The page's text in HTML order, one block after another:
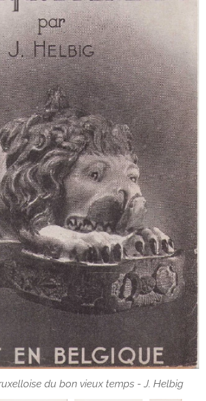
du bon vieux temps - J. Helbig
du bon vieux temps - J. Helbig
du bon vieux temps - J. Helbig
du bon vieux temps - J. Helbig